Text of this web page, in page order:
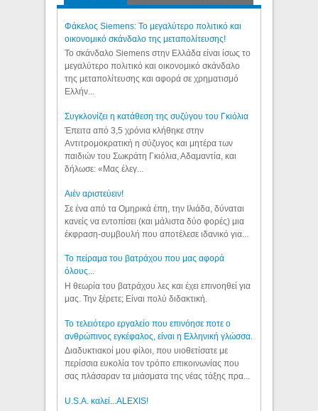
Φάκελος Siemens: Το μεγαλύτερο πολιτικό και
οικονομικό σκάνδαλο της μεταπολίτευσης!
Το σκάνδαλο Siemens στην Ελλάδα είναι ίσως το
μεγαλύτερο πολιτικό και οικονομικό σκάνδαλο
της μεταπολίτευσης και αφορά σε χρηματισμό
Ελλήν...
Συγκλονίζει η κατάθεση της συζύγου του Γκιόλια
Έπειτα από 3,5 χρόνια κλήθηκε στην
Αντιτρομοκρατική η σύζυγος και μητέρα των
παιδιών του Σωκράτη Γκιόλια, Αδαμαντία, και
δήλωσε: «Μας έλεγ...
Aιέν αριστεύειν!
Σε ένα από τα Ομηρικά έπη, την Ιλιάδα, δύναται
κανείς να εντοπίσει (και μάλιστα δύο φορές) μια
έκφραση-συμβουλή που αποτέλεσε ιδανικό για...
Το πείραμα του βατράχου που μας αφορά
όλους...
Η θεωρία του βατράχου λες και έχει επινοηθεί για
μας. Την ξέρετε; Είναι πολύ διδακτική.
Το τελειότερο εργαλείο που επινόησε ποτε ο
ανθρώπινος εγκέφαλος, είναι η Ελληνική γλώσσα.
Διαδυκτιακοί μου φίλοι, που υιοθετίσατε με
περίσσια ευκολία τον τρόπο επικοινωνίας που
σας πλάσαραν τα μιάσματα της νέας τάξης πρα...
U.S.A. καλεί...ALEXIS!